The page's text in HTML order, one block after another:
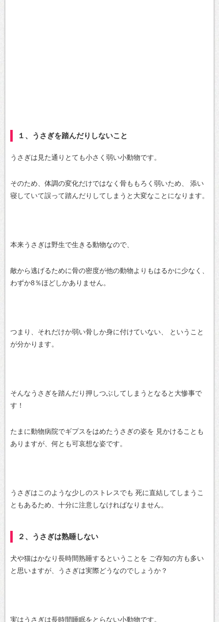
１、うさぎを踏んだりしないこと
うさぎは見た通りとても小さく弱い小動物です。
そのため、体調の変化だけではなく骨ももろく弱いため、
添い
寝していて誤って踏んだりしてしまうと大変なことになります。
本来うさぎは野生で生きる動物なので、
敵から逃げるために骨の密度が他の動物よりもはるかに少なく、
わずか8％ほどしかありません。
つまり、それだけか弱い骨しか身に付けていない、
ということ
が分かります。
そんなうさぎを踏んだり押しつぶしてしまうとなると大惨事で
す！
たまに動物病院でギプスをはめたうさぎの姿を 見かけることも
ありますが、何とも可哀想な姿です。
うさぎはこのような少しのストレスでも 死に直結してしまうこ
ともあるため、十分に注意しなければなりません。
２、うさぎは熟睡しない
犬や猫はかなり長時間熟睡するということを ご存知の方も多い
と思いますが、うさぎは実際どうなのでしょうか？
実はうさぎは長時間睡眠をとらない小動物です。